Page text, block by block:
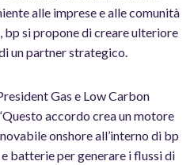
alle imprese e alle comunità
si propone di creare ulteriore
un partner strategico.
Gas e Low Carbon
accordo crea un motore
onshore all’interno di bp
batterie per generare i flussi di